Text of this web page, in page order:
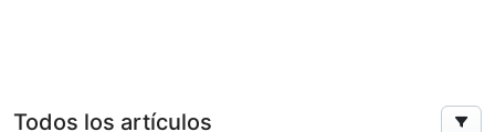
Todos los artículos